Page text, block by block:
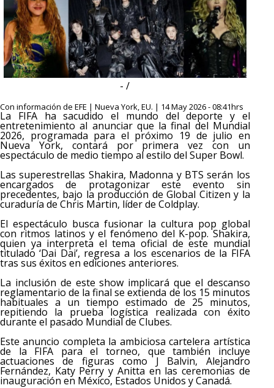
- /
Con información de EFE | Nueva York, EU. | 14 May 2026 - 08:41hrs
La FIFA ha sacudido el mundo del deporte y el
entretenimiento al anunciar que la final del Mundial
2026, programada para el próximo 19 de julio en
Nueva York, contará por primera vez con un
espectáculo de medio tiempo al estilo del Super Bowl.
Las superestrellas Shakira, Madonna y BTS serán los
encargados de protagonizar este evento sin
precedentes, bajo la producción de Global Citizen y la
curaduría de Chris Martin, líder de Coldplay.
El espectáculo busca fusionar la cultura pop global
con ritmos latinos y el fenómeno del K-pop. Shakira,
quien ya interpreta el tema oficial de este mundial
titulado ‘Dai Dai’, regresa a los escenarios de la FIFA
tras sus éxitos en ediciones anteriores.
La inclusión de este show implicará que el descanso
reglamentario de la final se extienda de los 15 minutos
habituales a un tiempo estimado de 25 minutos,
repitiendo la prueba logística realizada con éxito
durante el pasado Mundial de Clubes.
Este anuncio completa la ambiciosa cartelera artística
de la FIFA para el torneo, que también incluye
actuaciones de figuras como J Balvin, Alejandro
Fernández, Katy Perry y Anitta en las ceremonias de
inauguración en México, Estados Unidos y Canadá.